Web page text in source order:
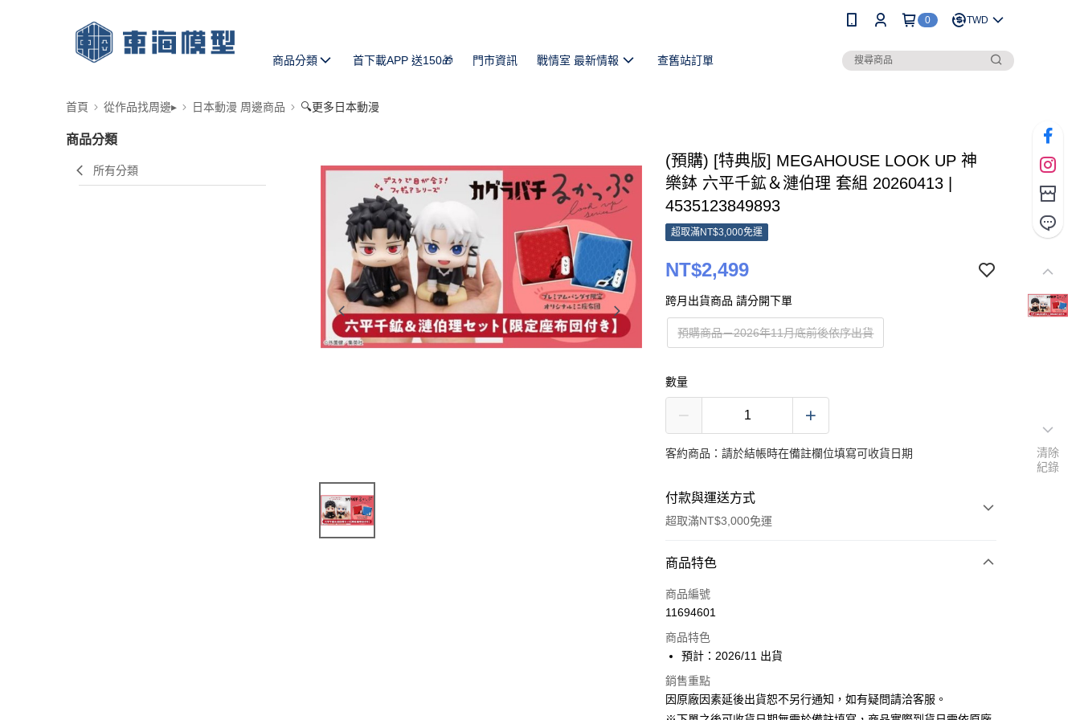
0 TWD
商品分類 首下載APP 送150🎁 門市資訊 戰情室 最新情報 查舊站訂單
首頁 從作品找周邊▸ 日本動漫 周邊商品 🔍更多日本動漫
商品分類
所有分類
(預購) [特典版] MEGAHOUSE LOOK UP 神
樂鉢 六平千鉱＆漣伯理 套組 20260413 |
4535123849893
超取滿NT$3,000免運
NT$2,499
跨月出貨商品 請分開下單
預購商品－2026年11月底前後依序出貨
數量
客約商品：請於結帳時在備註欄位填寫可收貨日期
付款與運送方式
超取滿NT$3,000免運
付款方式
信用卡一次付款
Apple Pay
ATM付款
商品特色
商品編號
11694601
商品特色
預計：2026/11 出貨
銷售重點
因原廠因素延後出貨恕不另行通知，如有疑問請洽客服。
清除
紀錄